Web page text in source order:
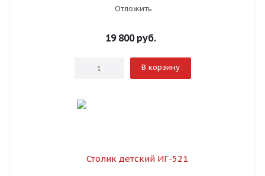
Отложить
19 800руб.
В корзину